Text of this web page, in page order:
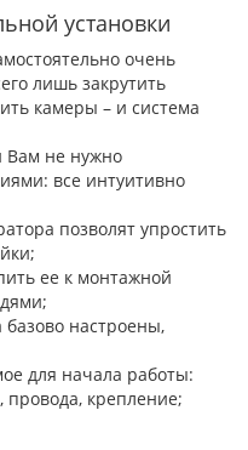
установки
очень
лишь закрутить
камеры – и система
Вам не нужно
все интуитивно
позволят упростить
ее к монтажной
настроены,
для начала работы:
провода, крепление;